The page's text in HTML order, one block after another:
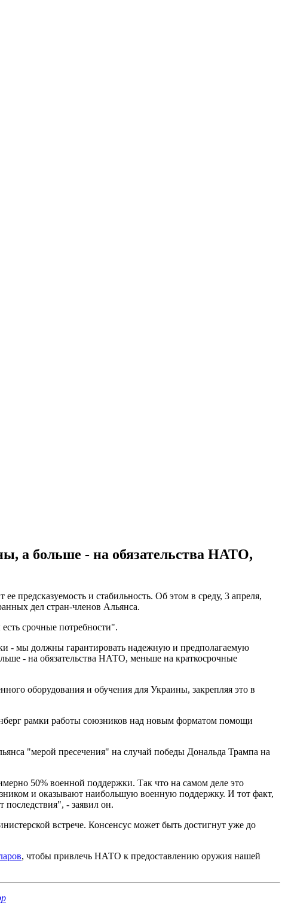
а больше - на обязательства НАТО,
предсказуемость и стабильность. Об этом в среду, 3 апреля,
дел стран-членов Альянса.
срочные потребности".
- мы должны гарантировать надежную и предполагаемую
- на обязательства НАТО, меньше на краткосрочные
оборудования и обучения для Украины, закрепляя это в
рамки работы союзников над новым форматом помощи
"мерой пресечения" на случай победы Дональда Трампа на
50% военной поддержки. Так что на самом деле это
и оказывают наибольшую военную поддержку. И тот факт,
- заявил он.
встрече. Консенсус может быть достигнут уже до
, чтобы привлечь НАТО к предоставлению оружия нашей